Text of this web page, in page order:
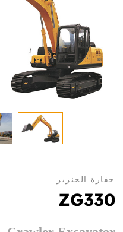
حفارة الجنزير
ZG330